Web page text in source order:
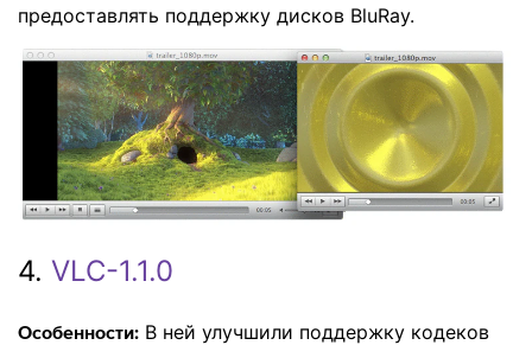
предоставлять поддержку дисков BluRay.
4. VLC-1.1.0
Особенности: В ней улучшили поддержку кодеков